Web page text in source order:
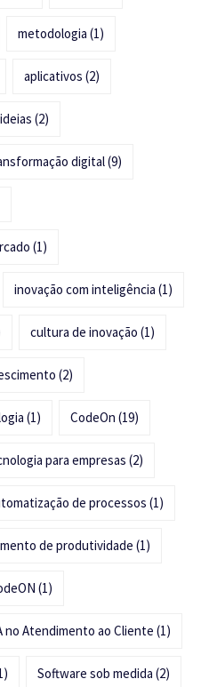
metodologia (1)
aplicativos (2)
ideias (2)
digital(9)
(1)
inovação com inteligência (1)
cultura de inovação (1)
(2)
(1) CodeOn (19)
para empresas (2)
de processos (1)
de produtividade (1)
(1)
no Atendimento ao Cliente (1)
Software sob medida (2)